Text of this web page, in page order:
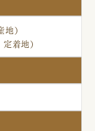
）
着地）